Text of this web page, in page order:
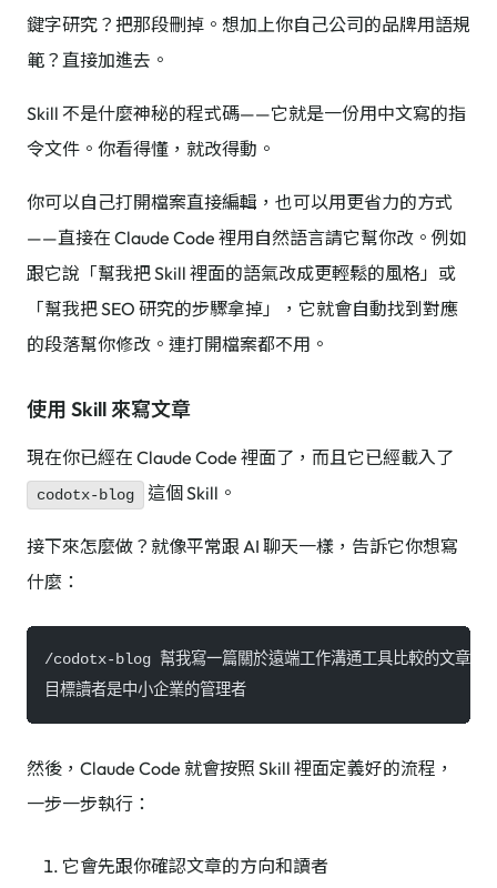
鍵字研究？把那段刪掉。想加上你自己公司的品牌用語規
範？直接加進去。
Skill 不是什麼神秘的程式碼——它就是一份用中文寫的指
令文件。你看得懂，就改得動。
你可以自己打開檔案直接編輯，也可以用更省力的方式
——直接在 Claude Code 裡用自然語言請它幫你改。例如
跟它說「幫我把 Skill 裡面的語氣改成更輕鬆的風格」或
「幫我把 SEO 研究的步驟拿掉」，它就會自動找到對應
的段落幫你修改。連打開檔案都不用。
使用 Skill 來寫文章
現在你已經在 Claude Code 裡面了，而且它已經載入了
codotx-blog 這個 Skill。
接下來怎麼做？就像平常跟 AI 聊天一樣，告訴它你想寫
什麼：
/codotx-blog 幫我寫一篇關於遠端工作溝通工具比較的文章，
目標讀者是中小企業的管理者
然後，Claude Code 就會按照 Skill 裡面定義好的流程，
一步一步執行：
它會先跟你確認文章的方向和讀者